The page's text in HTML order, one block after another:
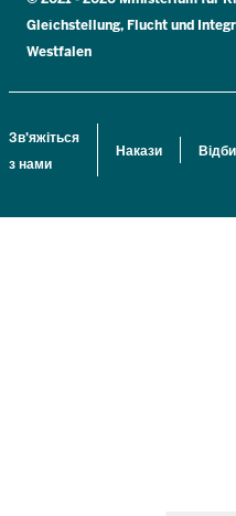
Зв'яжіться
з нами
Накази
Gleichstellung, Flucht und
Westfalen